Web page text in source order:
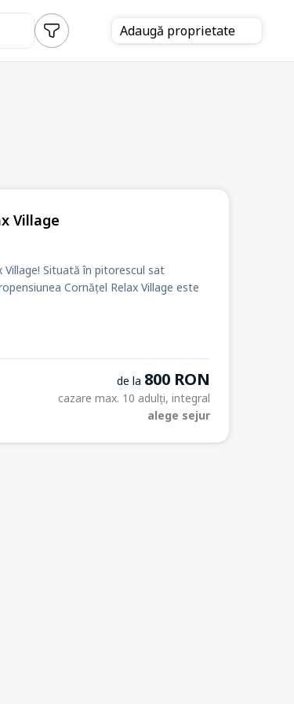
Adaugă proprietate
Village
sat
Cornățel Relax Village este
de la 800 RON
cazare max. 10 adulți, integral
alege sejur